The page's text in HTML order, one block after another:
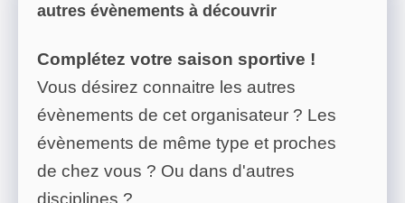
autres évènements à découvrir
Complétez votre saison sportive !
Vous désirez connaitre les autres
évènements de cet organisateur ? Les
évènements de même type et proches
de chez vous ? Ou dans d'autres